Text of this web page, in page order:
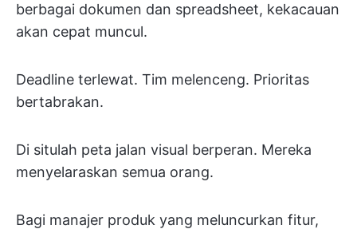
berbagai dokumen dan spreadsheet, kekacauan
akan cepat muncul.
Deadline terlewat. Tim melenceng. Prioritas
bertabrakan.
Di situlah peta jalan visual berperan. Mereka
menyelaraskan semua orang.
Bagi manajer produk yang meluncurkan fitur,